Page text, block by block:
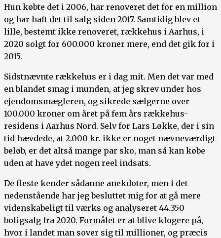
Hun købte det i 2006, har renoveret det for en million
og har haft det til salg siden 2017. Samtidig blev et
lille, bestemt ikke renoveret, rækkehus i Aarhus, i
2020 solgt for 600.000 kroner mere, end det gik for i
2015.
Sidstnævnte rækkehus er i dag mit. Men det var med
en blandet smag i munden, at jeg skrev under hos
ejendomsmægleren, og sikrede sælgerne over
100.000 kroner om året på fem års rækkehus-
residens i Aarhus Nord. Selv for Lars Løkke, der i sin
tid hævdede, at 2.000 kr. ikke er noget nævneværdigt
beløb, er det altså mange par sko, man så kan købe
uden at have ydet nogen reel indsats.
De fleste kender sådanne anekdoter, men i det
nedenstående har jeg besluttet mig for at gå mere
videnskabeligt til værks og analyseret 44.350
boligsalg fra 2020. Formålet er at blive klogere på,
hvor i landet man sover sig til millioner, og præcis